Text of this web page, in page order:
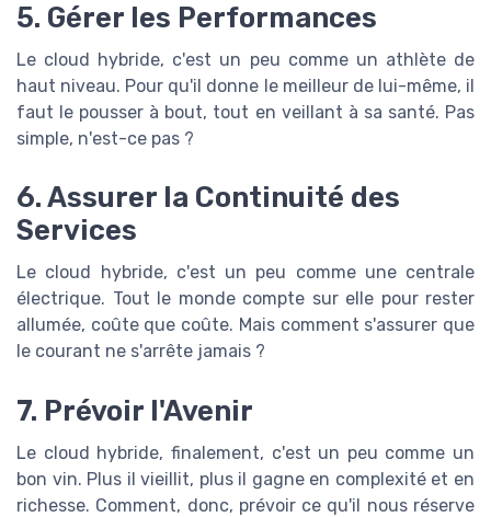
5. Gérer les Performances
Le cloud hybride, c'est un peu comme un athlète de
haut niveau. Pour qu'il donne le meilleur de lui-même, il
faut le pousser à bout, tout en veillant à sa santé. Pas
simple, n'est-ce pas ?
6. Assurer la Continuité des
Services
Le cloud hybride, c'est un peu comme une centrale
électrique. Tout le monde compte sur elle pour rester
allumée, coûte que coûte. Mais comment s'assurer que
le courant ne s'arrête jamais ?
7. Prévoir l'Avenir
Le cloud hybride, finalement, c'est un peu comme un
bon vin. Plus il vieillit, plus il gagne en complexité et en
richesse. Comment, donc, prévoir ce qu'il nous réserve